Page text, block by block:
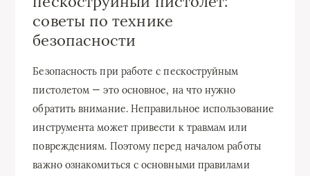
советы по технике
безопасности
Безопасность при работе с пескоструйным
пистолетом — это основное, на что нужно
обратить внимание. Неправильное использование
инструмента может привести к травмам или
повреждениям. Поэтому перед началом работы
важно ознакомиться с основными правилами